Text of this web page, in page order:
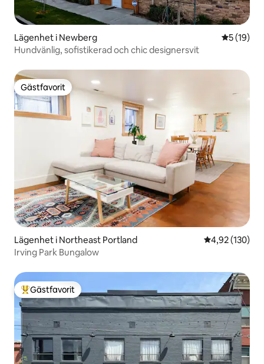
Lägenhet i Newberg 5 av 5 i
5 (19)
Hundvänlig, sofistikerad och chic designersvit
Gästfavorit
Gästfavorit
Lägenhet i Northeast Portland 4,92 av 5 i
4,92 (130)
Irving Park Bungalow
Populär gästfavorit
Gästfavorit